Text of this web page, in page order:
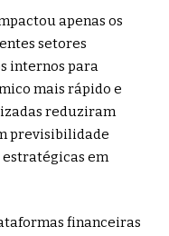
apenas os
setores
internos para
mais rápido e
reduziram
previsibilidade
em
financeiras